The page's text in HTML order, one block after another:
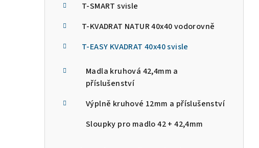
T-SMART svisle
T-KVADRAT NATUR 40x40 vodorovně
T-EASY KVADRAT 40x40 svisle
Madla kruhová 42,4mm a
příslušenství
Výplně kruhové 12mm a příslušenství
Sloupky pro madlo 42 + 42,4mm